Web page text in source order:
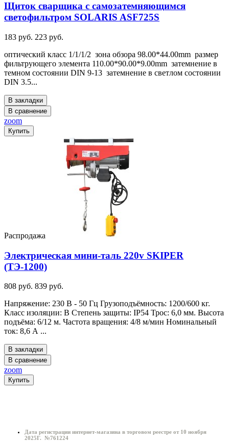
Щиток сварщика с самозатемняющимся
светофильтром SOLARIS ASF725S
183 руб. 223 руб.
оптический класс 1/1/1/2 зона обзора 98.00*44.00mm размер
фильтрующего элемента 110.00*90.00*9.00mm затемнение в
темном состоянии DIN 9-13 затемнение в светлом состоянии
DIN 3.5...
В закладки
В сравнение
zoom
Купить
Распродажа
Электрическая мини-таль 220v SKIPER
(ТЭ-1200)
808 руб. 839 руб.
Напряжение: 230 В - 50 Гц Грузоподъёмность: 1200/600 кг.
Класс изоляции: B Степень защиты: IP54 Трос: 6,0 мм. Высота
подъёма: 6/12 м. Частота вращения: 4/8 м/мин Номинальный
ток: 8,6 А ...
В закладки
В сравнение
zoom
Купить
Дата регистрации интернет-магазина в торговом реестре от 10 ноября
2025Г. №761224